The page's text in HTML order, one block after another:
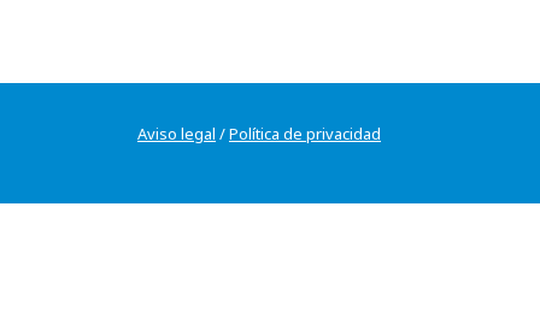
Aviso legal /Política de privacidad